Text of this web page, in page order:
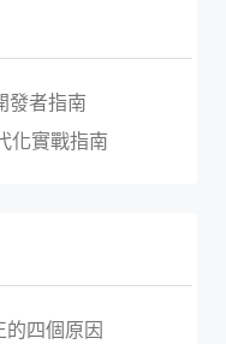
發者指南
化實戰指南
四個原因